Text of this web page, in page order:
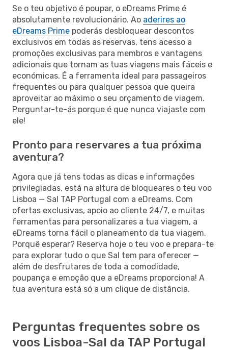
Se o teu objetivo é poupar, o eDreams Prime é
absolutamente revolucionário. Ao aderires ao
eDreams Prime poderás desbloquear descontos
exclusivos em todas as reservas, tens acesso a
promoções exclusivas para membros e vantagens
adicionais que tornam as tuas viagens mais fáceis e
económicas. É a ferramenta ideal para passageiros
frequentes ou para qualquer pessoa que queira
aproveitar ao máximo o seu orçamento de viagem.
Perguntar-te-ás porque é que nunca viajaste com
ele!
Pronto para reservares a tua próxima
aventura?
Agora que já tens todas as dicas e informações
privilegiadas, está na altura de bloqueares o teu voo
Lisboa — Sal TAP Portugal com a eDreams. Com
ofertas exclusivas, apoio ao cliente 24/7, e muitas
ferramentas para personalizares a tua viagem, a
eDreams torna fácil o planeamento da tua viagem.
Porquê esperar? Reserva hoje o teu voo e prepara-te
para explorar tudo o que Sal tem para oferecer —
além de desfrutares de toda a comodidade,
poupança e emoção que a eDreams proporciona! A
tua aventura está só a um clique de distância.
Perguntas frequentes sobre os
voos Lisboa-Sal da TAP Portugal